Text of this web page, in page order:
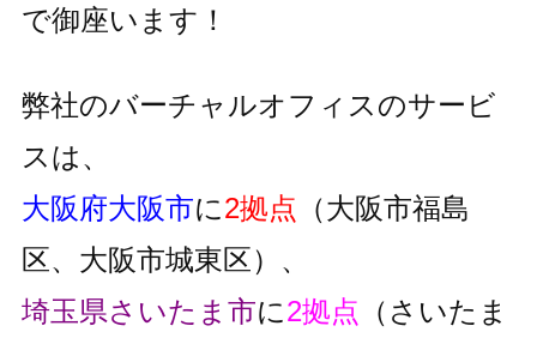
で御座います！
弊社のバーチャルオフィスのサービ
スは、
大阪府大阪市に2拠点 （大阪市福島
区、大阪市城東区）、
埼玉県さいたま市に2拠点 （さいたま